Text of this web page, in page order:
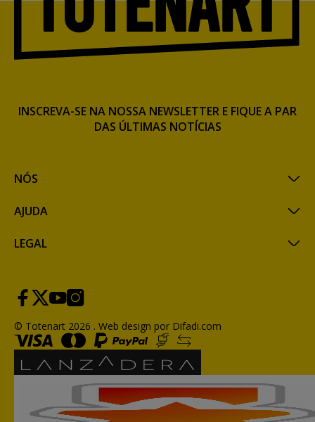
NÓS
AJUDA
LEGAL
INSCREVA-SE NA NOSSA NEWSLETTER E FIQUE A PAR
DAS ÚLTIMAS NOTÍCIAS
© Totenart 2026 . Web design por Difadi.com